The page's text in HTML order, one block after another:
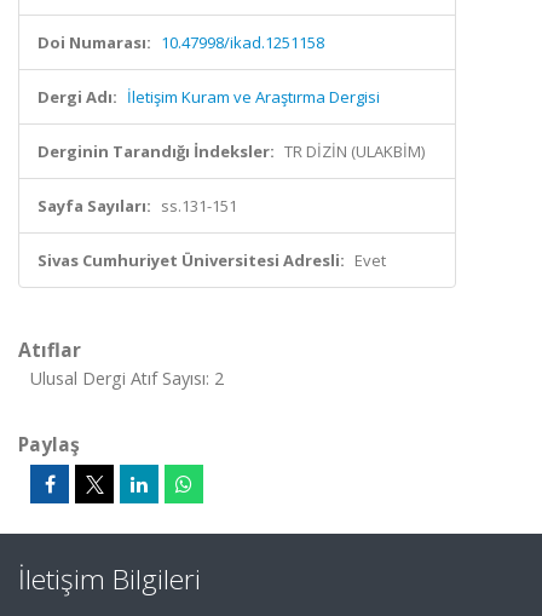
Doi Numarası: 10.47998/ikad.1251158
Dergi Adı: İletişim Kuram ve Araştırma Dergisi
Derginin Tarandığı İndeksler: TR DİZİN (ULAKBİM)
Sayfa Sayıları: ss.131-151
Sivas Cumhuriyet Üniversitesi Adresli: Evet
Atıflar
Ulusal Dergi Atıf Sayısı: 2
Paylaş
İletişim Bilgileri